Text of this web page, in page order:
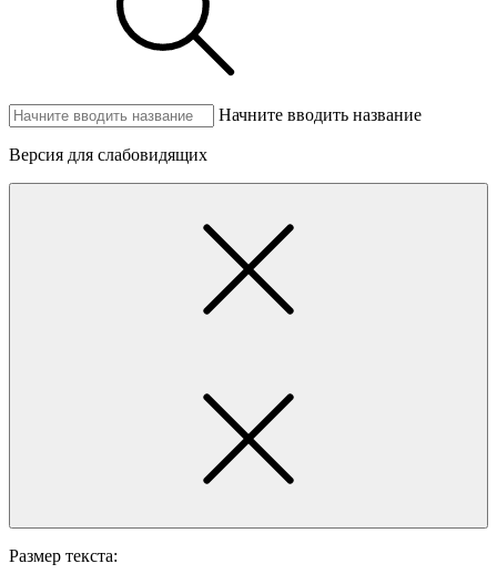
Начните вводить название
Версия для слабовидящих
Размер текста: